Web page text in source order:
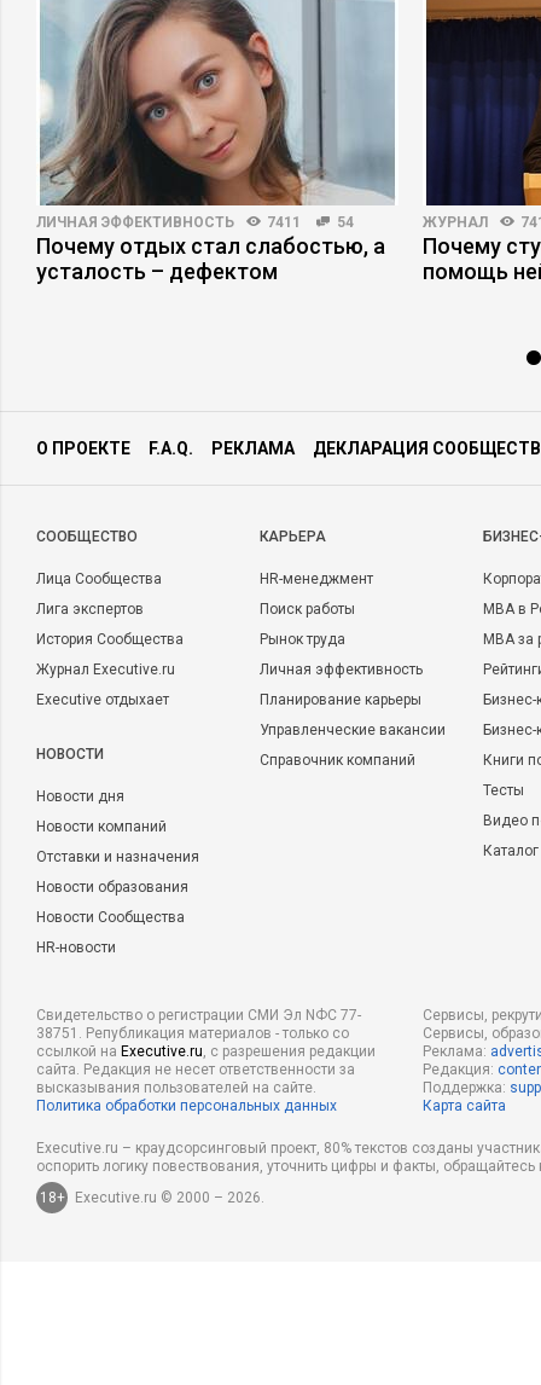
ЛИЧНАЯ ЭФФЕКТИВНОСТЬ 7411 54
Почему отдых стал слабостью, а
усталость – дефектом
ЖУРНАЛ
Почему
помощь
О ПРОЕКТЕ F.A.Q. РЕКЛАМА ДЕКЛАРАЦИЯ
CООБЩЕСТВО
Лица Сообщества
Лига экспертов
История Сообщества
Журнал Executive.ru
Executive отдыхает
НОВОСТИ
Новости дня
Новости компаний
Отставки и назначения
Новости образования
Новости Сообщества
HR-новости
КАРЬЕРА
HR-менеджмент
Поиск работы
Рынок труда
Личная эффективность
Планирование карьеры
Управленческие вакансии
Справочник компаний
MBA в
MBA
Бизнес-
Книги
Тесты
Видео
Свидетельство о регистрации СМИ Эл NФС 77-
38751. Републикация материалов - только со
ссылкой на Executive.ru, с разрешения редакции
сайта. Редакция не несет ответственности за
высказывания пользователей на сайте.
Политика обработки персональных данных
Сервисы,
Сервисы,
Реклама:
Редакция:
Поддержка:
Карта сайта
Executive.ru – краудсорсинговый проект, 80% текстов созданы
оспорить логику повествования, уточнить цифры и факты,
18+
Executive.ru © 2000 – 2026.